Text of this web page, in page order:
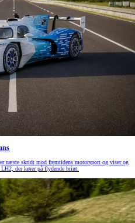
næste skridt mod fremtidens motorsport og viser og
der kører på flydende brint.